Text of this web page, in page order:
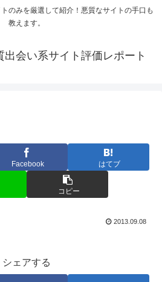
のみを厳選して紹介！悪質なサイトの手口も
教えます。
会い系サイト評価レポート
Facebook はてブ
コピー
2013.09.08
シェアする